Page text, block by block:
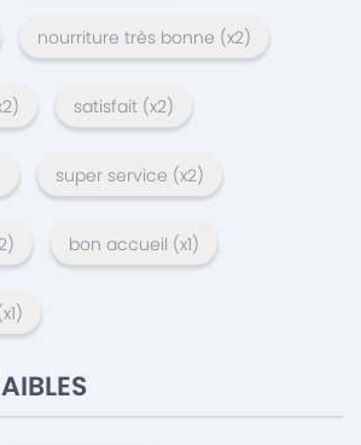
nourriture très bonne (x2)
2) satisfait (x2)
super service (x2)
) bon accueil (x1)
1)